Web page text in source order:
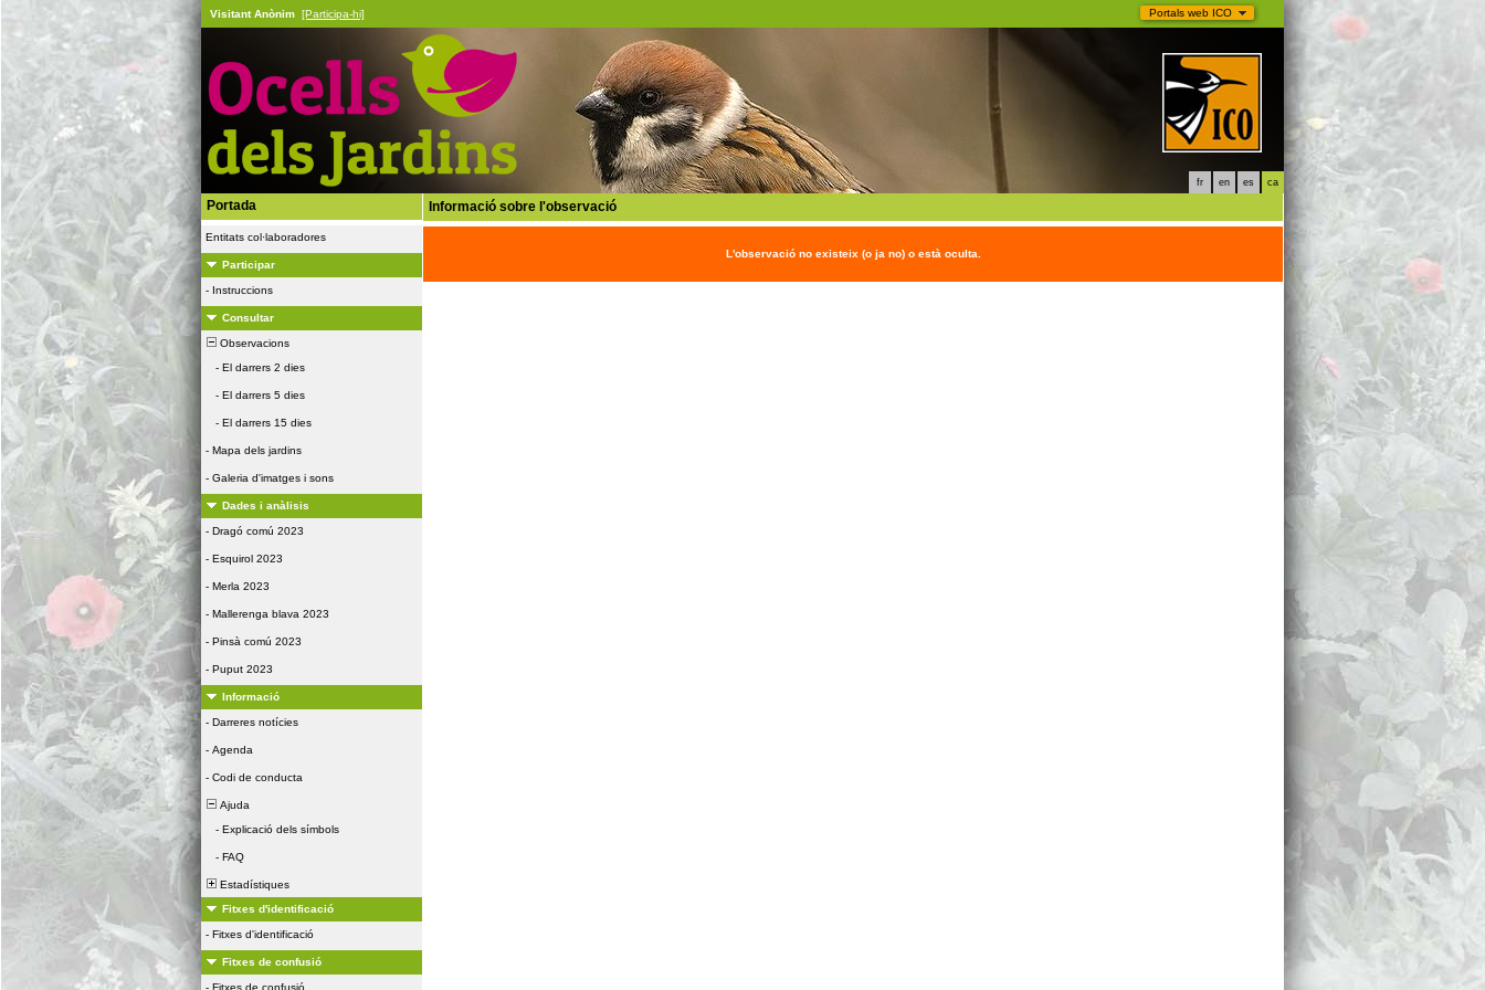
Portals web ICO
Visitant Anònim [Participa-hi]
fr en es ca
Portada
Entitats col·laboradores
Participar
- Instruccions
Consultar
Observacions
- El darrers 2 dies
- El darrers 5 dies
- El darrers 15 dies
- Mapa dels jardins
- Galeria d'imatges i sons
Dades i anàlisis
- Dragó comú 2023
- Esquirol 2023
- Merla 2023
- Mallerenga blava 2023
- Pinsà comú 2023
- Puput 2023
Informació
- Darreres notícies
- Agenda
- Codi de conducta
Ajuda
- Explicació dels símbols
- FAQ
Estadístiques
Fitxes d'identificació
- Fitxes d'identificació
Fitxes de confusió
- Fitxes de confusió
Informació sobre l'observació
L'observació no existeix (o ja no) o està oculta.